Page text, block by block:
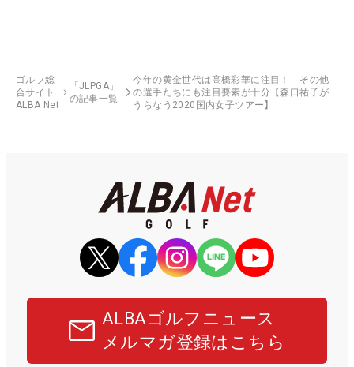
ゴルフ総
合サイト
ALBA Net
「JLPGA」
の記事一覧
今年の黄金世代は高橋彩華に注目！ その他
の選手たちにも注目要素が十分【森口祐子が
うらなう2020国内女子ツアー】
ALBAゴルフニュース
メルマガ登録はこちら